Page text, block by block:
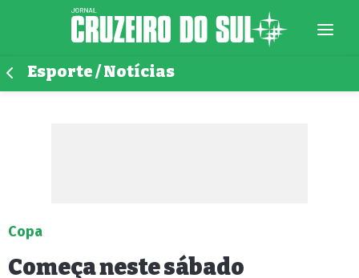
Esporte / Notícias
Copa
Começa neste sábado